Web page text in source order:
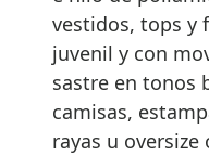
vestidos, tops y
juvenil y con
sastre en tonos
camisas,
rayas u